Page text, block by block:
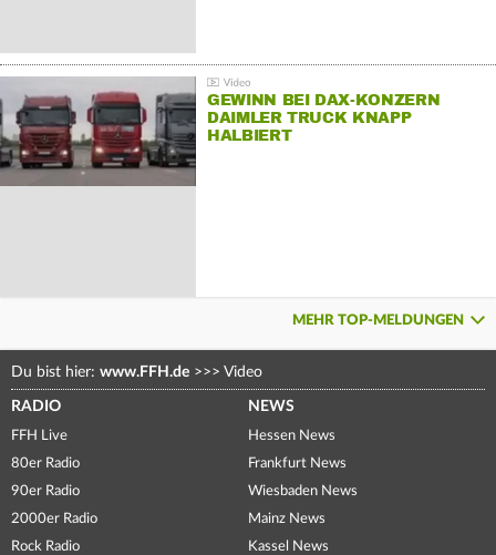
GEWINN BEI DAX-KONZERN
DAIMLER TRUCK KNAPP
HALBIERT
MEHR TOP-MELDUNGEN
Du bist hier: www.FFH.de >>> Video
RADIO
FFH Live
80er Radio
90er Radio
2000er Radio
Rock Radio
NEWS
Hessen News
Frankfurt News
Wiesbaden News
Mainz News
Kassel News